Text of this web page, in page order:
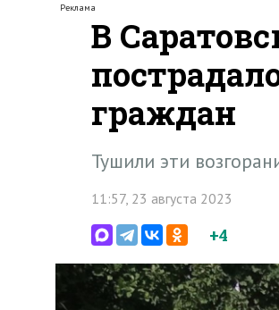
Реклама
В
граждан
Тушили эти
11:57, 23 августа 2023
+4